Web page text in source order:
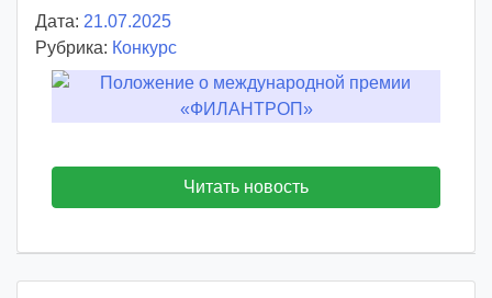
Дата: 21.07.2025
в
т
р
o
d
d
Рубрика: Конкурс
Читать новость